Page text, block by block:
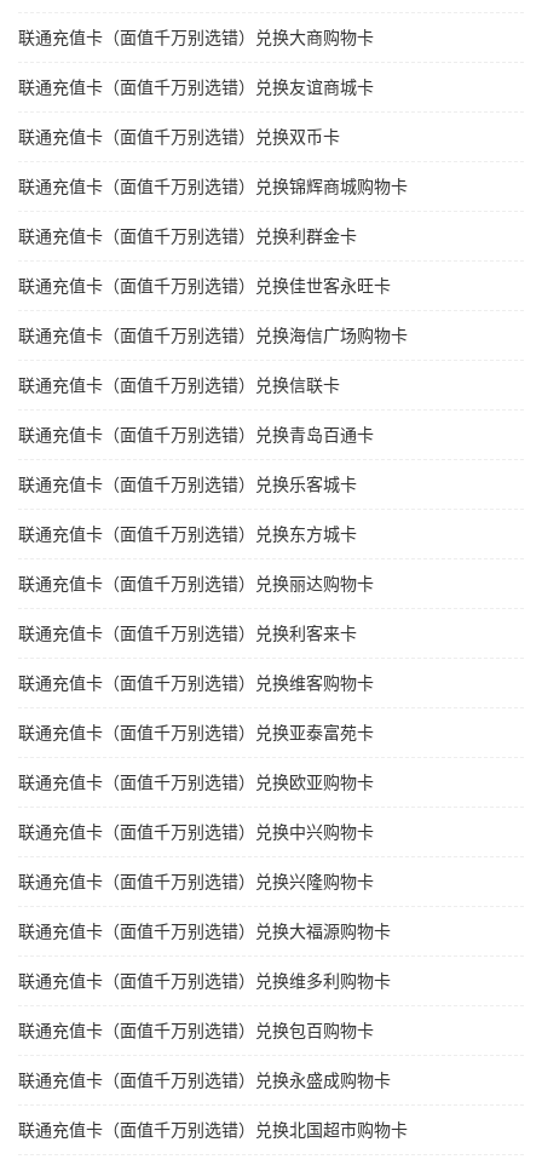
联通充值卡（面值千万别选错）兑换大商购物卡
联通充值卡（面值千万别选错）兑换友谊商城卡
联通充值卡（面值千万别选错）兑换双币卡
联通充值卡（面值千万别选错）兑换锦辉商城购物卡
联通充值卡（面值千万别选错）兑换利群金卡
联通充值卡（面值千万别选错）兑换佳世客永旺卡
联通充值卡（面值千万别选错）兑换海信广场购物卡
联通充值卡（面值千万别选错）兑换信联卡
联通充值卡（面值千万别选错）兑换青岛百通卡
联通充值卡（面值千万别选错）兑换乐客城卡
联通充值卡（面值千万别选错）兑换东方城卡
联通充值卡（面值千万别选错）兑换丽达购物卡
联通充值卡（面值千万别选错）兑换利客来卡
联通充值卡（面值千万别选错）兑换维客购物卡
联通充值卡（面值千万别选错）兑换亚泰富苑卡
联通充值卡（面值千万别选错）兑换欧亚购物卡
联通充值卡（面值千万别选错）兑换中兴购物卡
联通充值卡（面值千万别选错）兑换兴隆购物卡
联通充值卡（面值千万别选错）兑换大福源购物卡
联通充值卡（面值千万别选错）兑换维多利购物卡
联通充值卡（面值千万别选错）兑换包百购物卡
联通充值卡（面值千万别选错）兑换永盛成购物卡
联通充值卡（面值千万别选错）兑换北国超市购物卡